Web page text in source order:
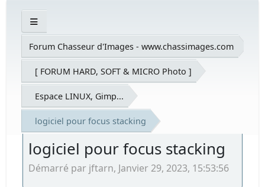
Forum Chasseur d'Images - www.chassimages.com
[ FORUM HARD, SOFT & MICRO Photo ]
Espace LINUX, Gimp...
logiciel pour focus stacking
logiciel pour focus stacking
Démarré par jftarn, Janvier 29, 2023, 15:53:56